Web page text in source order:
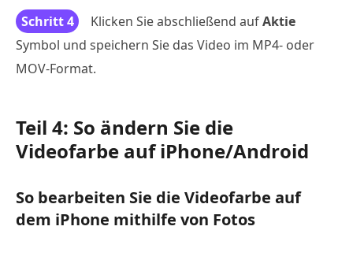
Schritt 4 Klicken Sie abschließend aufAktie
Symbol und speichern Sie das Video im MP4- oder
MOV-Format.
Teil 4: So ändern Sie die
Videofarbe auf iPhone/Android
So bearbeiten Sie die Videofarbe auf
dem iPhone mithilfe von Fotos